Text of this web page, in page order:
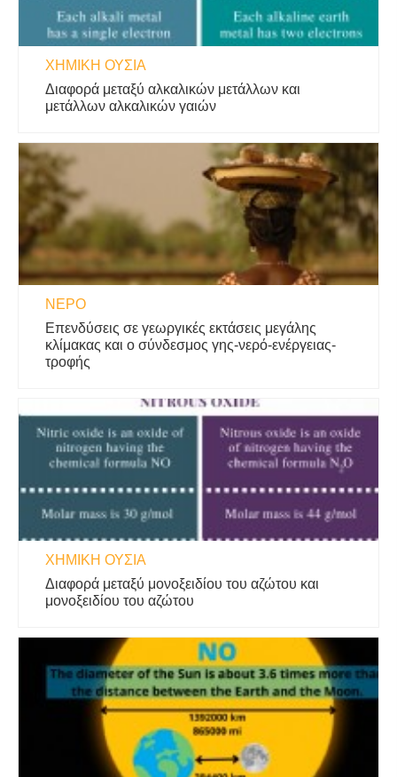
ΧΗΜΙΚΉ ΟΥΣΊΑ
Διαφορά μεταξύ αλκαλικών μετάλλων και
μετάλλων αλκαλικών γαιών
ΝΕΡΌ
Επενδύσεις σε γεωργικές εκτάσεις μεγάλης
κλίμακας και ο σύνδεσμος γης-νερό-ενέργειας-
τροφής
ΧΗΜΙΚΉ ΟΥΣΊΑ
Διαφορά μεταξύ μονοξειδίου του αζώτου και
μονοξειδίου του αζώτου